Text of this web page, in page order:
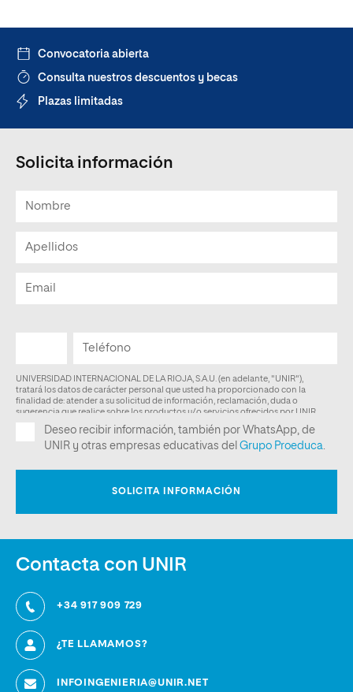
Convocatoria abierta
Consulta nuestros descuentos y becas
Plazas limitadas
Solicita información
Contacta con UNIR
+34 917 909 729
¿TE LLAMAMOS?
INFOINGENIERIA@UNIR.NET